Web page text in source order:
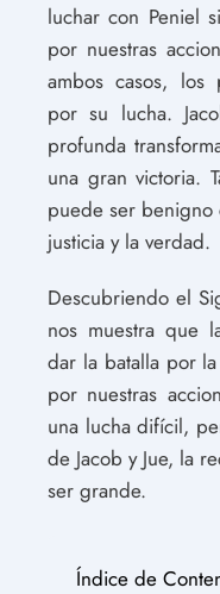
luchar con Peniel
por nuestras
ambos casos, los
por su lucha.
profunda
una gran victoria.
puede ser
justicia y la verdad.
Descubriendo el
nos muestra que
dar la batalla por
por nuestras
una lucha difícil,
de Jacob y Jue, la
ser grande.
Índice de